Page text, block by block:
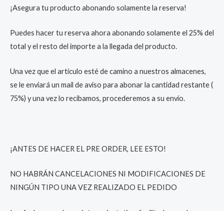
¡Asegura tu producto abonando solamente la reserva!
Puedes hacer tu reserva ahora abonando solamente el 25% del
total y el resto del importe a la llegada del producto.
Una vez que el artículo esté de camino a nuestros almacenes,
se le enviará un mail de aviso para abonar la cantidad restante (
75%) y una vez lo recibamos, procederemos a su envío.
¡ANTES DE HACER EL PRE ORDER, LEE ESTO!
NO HABRÁN CANCELACIONES NI MODIFICACIONES DE
NINGÚN TIPO UNA VEZ REALIZADO EL PEDIDO